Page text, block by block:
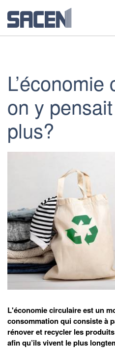
on y
plus?
L'économie circulaire est un
consommation qui consiste à
rénover et recycler les
afin qu’ils vivent le plus